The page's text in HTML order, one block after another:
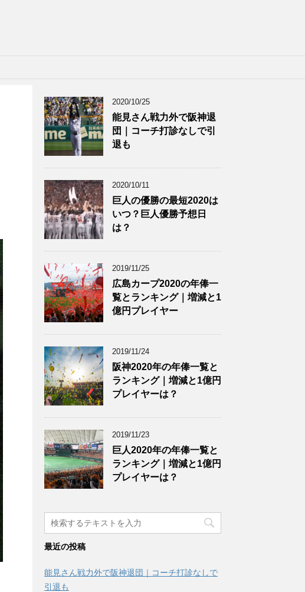
2020/10/25
能見さん戦力外で阪神退
団｜コーチ打診なしで引
退も
2020/10/11
巨人の優勝の最短2020は
いつ？巨人優勝予想日
は？
2019/11/25
広島カープ2020の年俸一
覧とランキング｜増減と1
億円プレイヤー
2019/11/24
阪神2020年の年俸一覧と
ランキング｜増減と1億円
プレイヤーは？
2019/11/23
巨人2020年の年俸一覧と
ランキング｜増減と1億円
プレイヤーは？
最近の投稿
能見さん戦力外で阪神退団｜コーチ打診なしで
引退も